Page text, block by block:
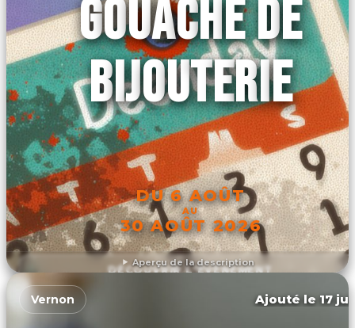
Aperçu de la description
GOUACHÉ DE
BIJOUTERIE
DU 6 AOÛT
AU
30 AOÛT 2026
DÉCOUVRIR L'ÉVÉNEMENT
Vernon Ajouté le 17